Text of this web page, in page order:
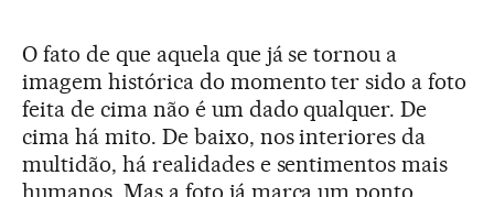
O fato de que aquela que já se tornou a
imagem histórica do momento ter sido a foto
feita de cima não é um dado qualquer. De
cima há mito. De baixo, nos interiores da
multidão, há realidades e sentimentos mais